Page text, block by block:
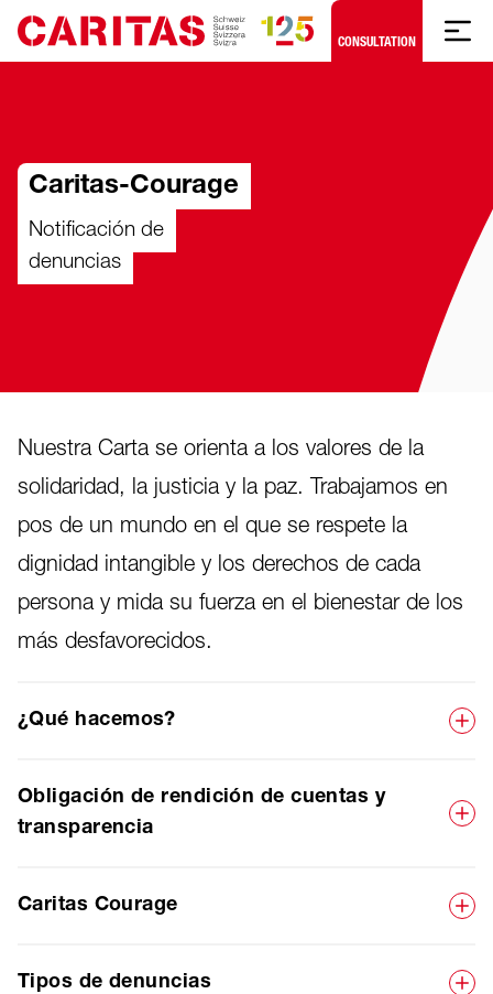
Skip to content
CONSULTATION
Caritas-Courage
Notificación de
denuncias
Nuestra Carta se orienta a los valores de la
solidaridad, la justicia y la paz. Trabajamos en
pos de un mundo en el que se respete la
dignidad intangible y los derechos de cada
persona y mida su fuerza en el bienestar de los
más desfavorecidos.
¿Qué hacemos?
Obligación de rendición de cuentas y
transparencia
Caritas Courage
Tipos de denuncias